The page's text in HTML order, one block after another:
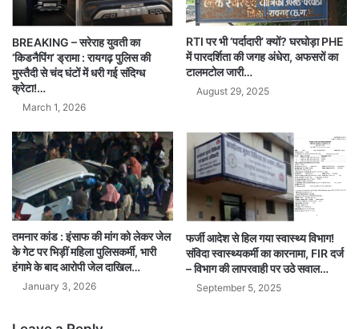
BREAKING – सरेराह युवती का
‘किडनैपिंग’ ड्रामा : रायगढ़ पुलिस की
मुस्तैदी से चंद घंटों में धरी गई संदिग्ध
क्रेटा!…
March 1, 2026
RTI पर भी ‘पर्दादारी’ क्यों? घरघोड़ा PHE
में पारदर्शिता की जगह अंधेरा, अफसरों का
टालमटोल जारी…
August 29, 2025
तमनार कांड : इंसाफ की मांग को लेकर जेल
के गेट पर भिड़ीं महिला पुलिसकर्मी, भारी
हंगामे के बाद आरोपी जेल दाखिल…
January 3, 2026
फर्जी आदेश से हिल गया स्वास्थ्य विभाग!
संविदा स्वास्थ्यकर्मी का कारनामा, FIR दर्ज
– विभाग की लापरवाही पर उठे सवाल…
September 5, 2025